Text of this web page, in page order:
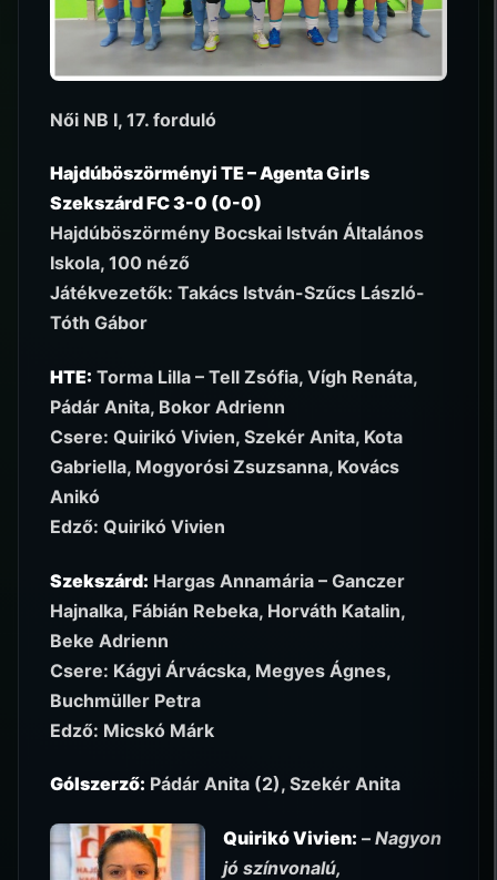
Női NB I, 17. forduló
Hajdúböszörményi TE – Agenta Girls
Szekszárd FC 3-0 (0-0)
Hajdúböszörmény Bocskai István Általános
Iskola, 100 néző
Játékvezetők: Takács István-Szűcs László-
Tóth Gábor
HTE: Torma Lilla – Tell Zsófia, Vígh Renáta,
Pádár Anita, Bokor Adrienn
Csere: Quirikó Vivien, Szekér Anita, Kota
Gabriella, Mogyorósi Zsuzsanna, Kovács
Anikó
Edző: Quirikó Vivien
Szekszárd: Hargas Annamária – Ganczer
Hajnalka, Fábián Rebeka, Horváth Katalin,
Beke Adrienn
Csere: Kágyi Árvácska, Megyes Ágnes,
Buchmüller Petra
Edző: Micskó Márk
Gólszerző: Pádár Anita (2), Szekér Anita
Quirikó Vivien: – Nagyon
jó színvonalú,